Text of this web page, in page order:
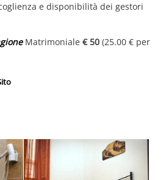
e disponibilità dei gestori
Matrimoniale € 50 (25.00 € per